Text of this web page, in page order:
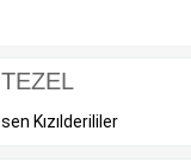
Kızılderililer